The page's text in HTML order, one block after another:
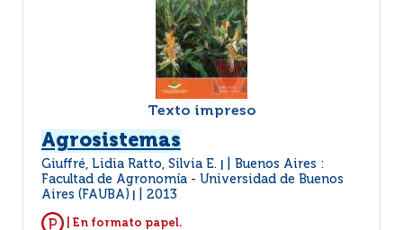
Texto impreso
Agrosistemas
Giuffré, Lidia Ratto, Silvia E.
Buenos Aires :
Facultad de Agronomía - Universidad de Buenos
Aires (FAUBA)
2013
| En formato papel.